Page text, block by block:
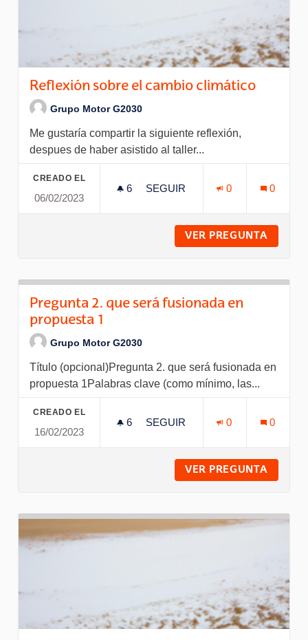
Reflexión sobre el cambio climático
Grupo Motor G2030
Me gustaría compartir la siguiente reflexión,
despues de haber asistido al taller...
CREADO EL
06/02/2023
6 6 SEGUIDORAS
SEGUIR
0 0
VER PREGUNTA
Pregunta 2. que será fusionada en
propuesta 1
Grupo Motor G2030
Título (opcional)Pregunta 2. que será fusionada en
propuesta 1Palabras clave (como mínimo, las...
CREADO EL
16/02/2023
6 6 SEGUIDORAS
SEGUIR
0 0
VER PREGUNTA